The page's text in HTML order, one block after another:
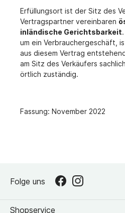
Erfüllungsort ist der Sitz des
Vertragspartner vereinbaren
inländische Gerichtsbarkeit
um ein Verbrauchergeschäft,
aus diesem Vertrag
am Sitz des Verkäufers
örtlich zuständig.
Fassung: November 2022
Folge uns
Shopservice